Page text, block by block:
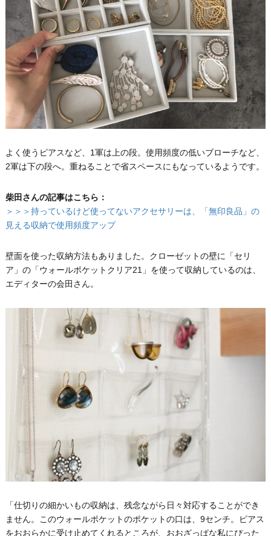
よく使うピアスなど、1軍は上の段。使用頻度の低いブローチなど、
2軍は下の段へ。重ねることで省スペースにもなっているようです。
柴田さんの記事はこちら：
＞＞＞持っているけど使ってないアクセサリーは、「無印良品」の
見える収納で使用頻度アップ
壁面を使った収納方法もありました。クローゼットの壁に「セリ
ア」の「ウォールポケットクリア21」を使って収納しているのは、
エディターの会田さん。
「仕切りの細かいもの収納は、残念ながら日々対応することができ
ません。このウォールポケットのポケットの口は、9センチ。ピアス
をおおらかに受け止めてくれるところが、おおざっぱな私にぴった